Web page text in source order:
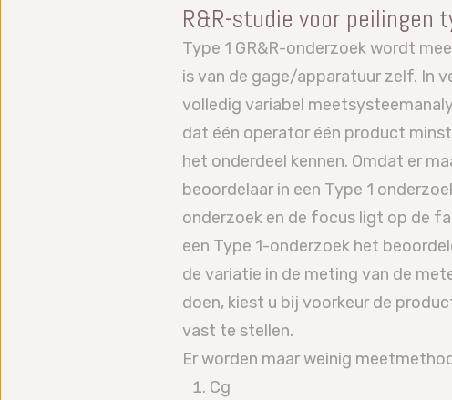
R&R-studie voor peilingen
Type 1 GR&R-onderzoek wordt
is van de gage/apparatuur zelf. In
volledig variabel
dat één operator één product
het onderdeel kennen. Omdat er
beoordelaar in een Type 1
onderzoek en de focus ligt op de
een Type 1-onderzoek het
de variatie in de meting van de
doen, kiest u bij voorkeur de
vast te stellen.
Er worden maar weinig
Cg